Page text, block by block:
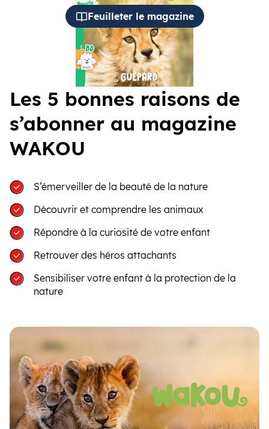
Feuilleter le magazine
Les 5 bonnes raisons de
s’abonner au magazine
WAKOU
S’émerveiller de la beauté de la nature
Découvrir et comprendre les animaux
Répondre à la curiosité de votre enfant
Retrouver des héros attachants
Sensibiliser votre enfant à la protection de la
nature